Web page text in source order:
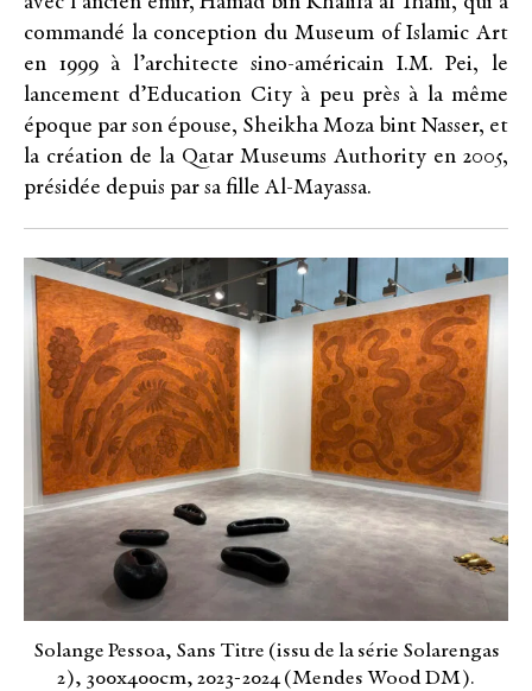
commandé la conception du Museum of Islamic Art
en 1999 à l’architecte sino-américain I.M. Pei, le
lancement d’Education City à peu près à la même
époque par son épouse, Sheikha Moza bint Nasser, et
la création de la Qatar Museums Authority en 2005,
présidée depuis par sa fille Al-Mayassa.
Solange Pessoa, Sans Titre (issu de la série Solarengas
2), 300x400cm, 2023-2024 (Mendes Wood DM).